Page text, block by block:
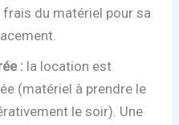
frais du matériel pour sa
: la location est
(matériel à prendre le
le soir). Une